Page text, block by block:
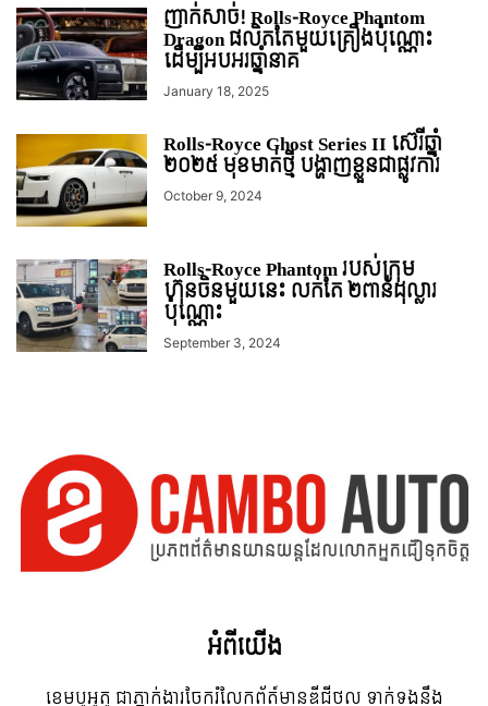
ញាក់សាច់! Rolls-Royce Phantom
Dragon ផលិតតែមួយគ្រឿងប៉ុណ្ណោះ
ដើម្បីអបអរឆ្នាំនាគ
January 18, 2025
Rolls-Royce Ghost Series II ស៊េរីឆ្នាំ
២០២៥ មុខមាត់ថ្មី បង្ហាញខ្លួនជាផ្លូវការ
October 9, 2024
Rolls-Royce Phantom របស់ក្រុម
ហ៊ុនចិនមួយនេះ លក់តែ ២ពាន់ដុល្លារ
ប៉ុណ្ណោះ
September 3, 2024
អំពី​យើង
ខេមបូអូតូ ជាភ្នាក់ងារចែករំលែកព័ត៍មានឌីជីថល ទាក់ទងនឹង